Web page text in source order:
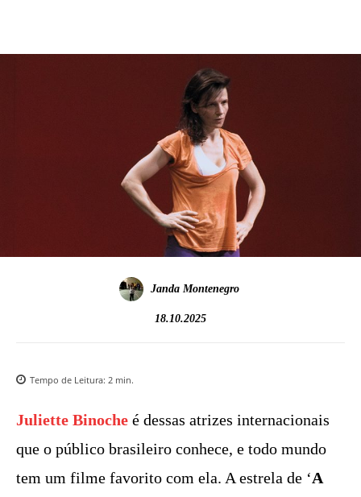
Janda Montenegro
18.10.2025
Tempo de Leitura: 2 min.
Juliette Binoche é dessas atrizes internacionais
que o público brasileiro conhece, e todo mundo
tem um filme favorito com ela. A estrela de ‘A